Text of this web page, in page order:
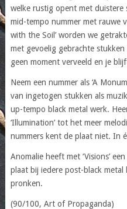
welke rustig opent met duistere
mid-tempo nummer met rauwe
with the Soil’ worden we
met gevoelig gebrachte
geen moment verveeld en je
Neem een nummer als ‘A
van ingetogen stukken als
up-tempo black metal werk.
‘Illumination’ tot het meer
nummers kent de plaat niet. In
Anomalie heeft met ‘Visions’
plaat bij iedere post-black
pronken.
(90/100, Art of Propaganda)